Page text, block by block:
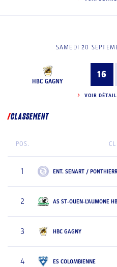
SAMEDI 20
HBC GAGNY
16
VOIR
CLASSEMENT
POS.
1 ENT. SENART /
2 AS ST-OUEN-L'AUMONE HB
3 HBC GAGNY
4 ES COLOMBIENNE